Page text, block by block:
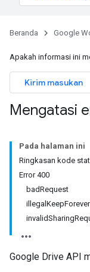
Beranda Google
Apakah informasi ini
Kirim masukan
Mengatasi
Pada halaman ini
Ringkasan kode
Error 400
badRequest
Google Drive API